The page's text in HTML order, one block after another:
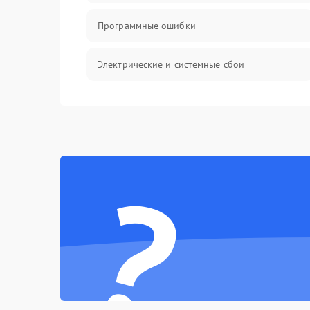
Программные ошибки
Электрические и системные сбои
Система охлаждения
?